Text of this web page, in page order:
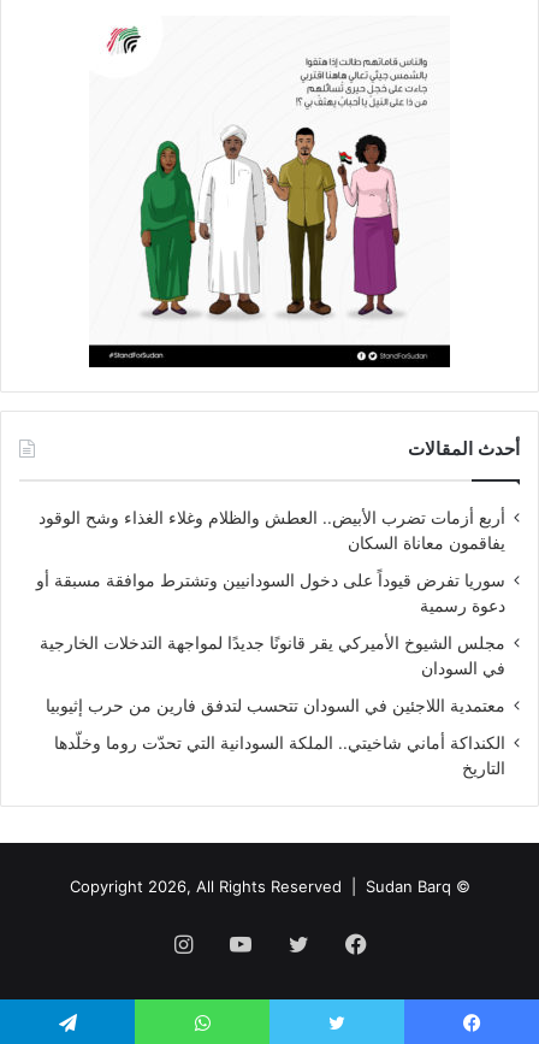
أحدث المقالات
أربع أزمات تضرب الأبيض.. العطش والظلام وغلاء الغذاء وشح الوقود
يفاقمون معاناة السكان
سوريا تفرض قيوداً على دخول السودانيين وتشترط موافقة مسبقة أو
دعوة رسمية
مجلس الشيوخ الأميركي يقر قانونًا جديدًا لمواجهة التدخلات الخارجية
في السودان
معتمدية اللاجئين في السودان تتحسب لتدفق فارين من حرب إثيوبيا
الكنداكة أماني شاخيتي.. الملكة السودانية التي تحدّت روما وخلّدها
التاريخ
© Copyright 2026, All Rights Reserved |
Sudan Barq
فيسبوك تويتر يوتيوبانستقرام